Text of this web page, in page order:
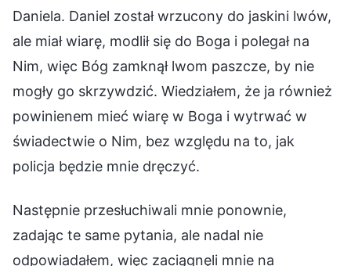
Daniela. Daniel został wrzucony do jaskini lwów,
ale miał wiarę, modlił się do Boga i polegał na
Nim, więc Bóg zamknął lwom paszcze, by nie
mogły go skrzywdzić. Wiedziałem, że ja również
powinienem mieć wiarę w Boga i wytrwać w
świadectwie o Nim, bez względu na to, jak
policja będzie mnie dręczyć.
Następnie przesłuchiwali mnie ponownie,
zadając te same pytania, ale nadal nie
odpowiadałem, więc zaciągnęli mnie na